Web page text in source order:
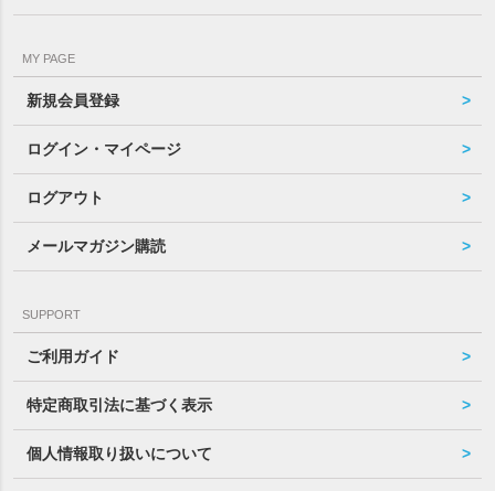
MY PAGE
新規会員登録
ログイン・マイページ
ログアウト
メールマガジン購読
SUPPORT
ご利用ガイド
特定商取引法に基づく表示
個人情報取り扱いについて